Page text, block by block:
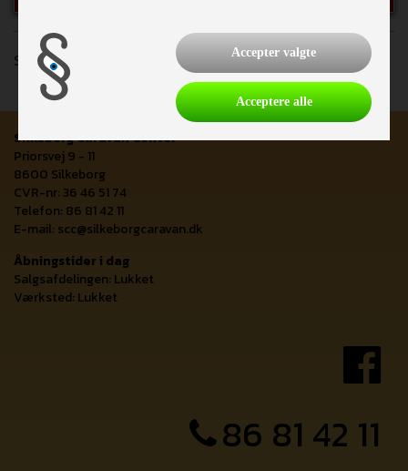
Sorter efter: Årgang Model
Silkeborg Caravan Center
Priorsvej 9 - 11
8600 Silkeborg
CVR-nr: 36 46 51 74
Telefon: 86 81 42 11
E-mail: scc@silkeborgcaravan.dk
Åbningstider i dag
Salgsafdelingen: Lukket
Værksted: Lukket
86 81 42 11
Accepter valgte
Acceptere alle